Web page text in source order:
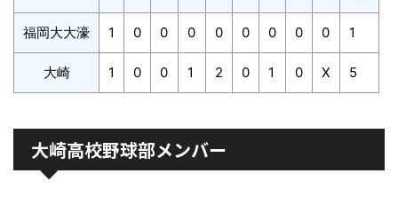
福岡大大濠 1 0 0 0 0 0 0 0 0 1
大崎 1 0 0 1 2 0 1 0 X 5
大崎高校野球部メンバー